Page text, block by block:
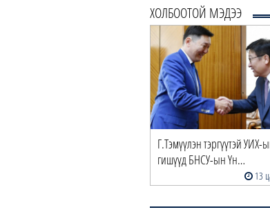
ХОЛБООТОЙ МЭДЭЭ
Г.Тэмүүлэн тэргүүтэй УИХ-
гишүүд БНСУ-ын Үн…
13